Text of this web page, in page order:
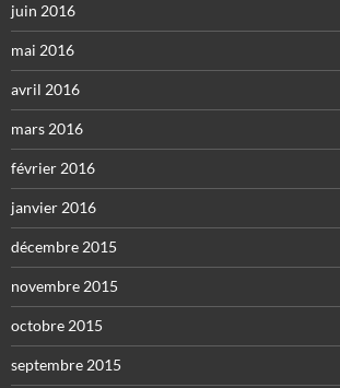
juin 2016
mai 2016
avril 2016
mars 2016
février 2016
janvier 2016
décembre 2015
novembre 2015
octobre 2015
septembre 2015